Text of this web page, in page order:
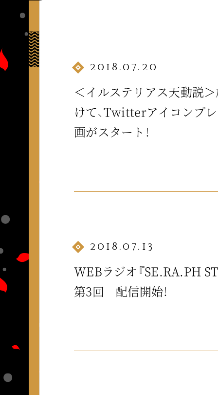
2018.07.20
＜イルステリアス天動説
けて、Twitterアイコンプ
画がスタート！
2018.07.13
WEBラジオ『SE.RA.PH
第3回 配信開始！